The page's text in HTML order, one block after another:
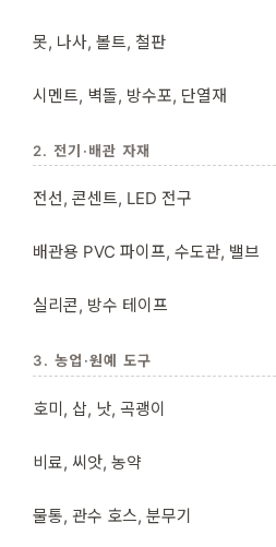
못, 나사, 볼트, 철판
시멘트, 벽돌, 방수포, 단열재
2. 전기·배관 자재
전선, 콘센트, LED 전구
배관용 PVC 파이프, 수도관, 밸브
실리콘, 방수 테이프
3. 농업·원예 도구
호미, 삽, 낫, 곡괭이
비료, 씨앗, 농약
물통, 관수 호스, 분무기